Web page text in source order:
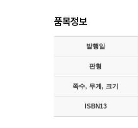
품목정보
발행일
판형
쪽수, 무게, 크기
ISBN13